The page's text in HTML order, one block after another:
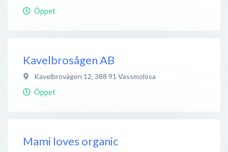
Öppet
Kavelbrosågen AB
Kavelbrovägen 12, 388 91 Vassmolösa
Öppet
Mami loves organic